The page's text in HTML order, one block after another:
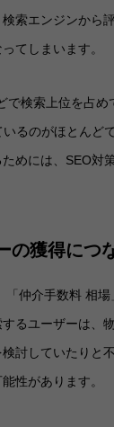
索エンジンから
てしまいます。
で検索上位を占め
るのがほとんど
めには、SEO対
の獲得につ
「仲介手数料 相
るユーザーは、
討していたりと
性があります。